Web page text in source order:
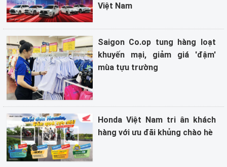
Việt Nam
Saigon Co.op tung hàng loạt
khuyến mại, giảm giá 'đậm'
mùa tựu trường
Honda Việt Nam tri ân khách
hàng với ưu đãi khủng chào hè